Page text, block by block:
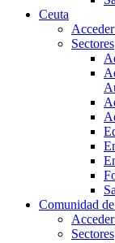
Ceuta
Sectores
Comunidad
Sectores